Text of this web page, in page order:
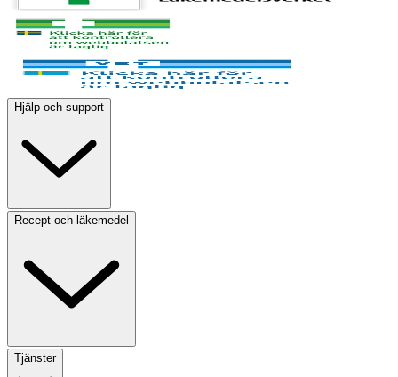
Hjälp och support
Recept och läkemedel
Tjänster